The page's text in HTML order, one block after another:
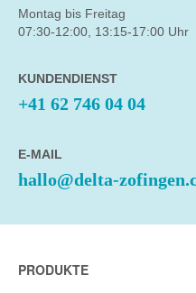
Montag bis Freitag
07:30-12:00, 13:15-17:00 Uhr
KUNDENDIENST
+41 62 746 04 04
E-MAIL
hallo@delta-
PRODUKTE